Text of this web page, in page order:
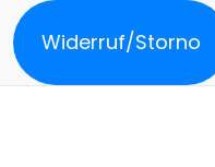
Widerruf/Storno